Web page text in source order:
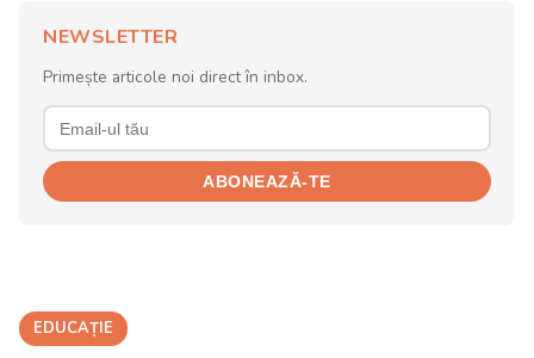
EDUCAȚIE
NEWSLETTER
Primește articole noi direct în inbox.
ABONEAZĂ-TE